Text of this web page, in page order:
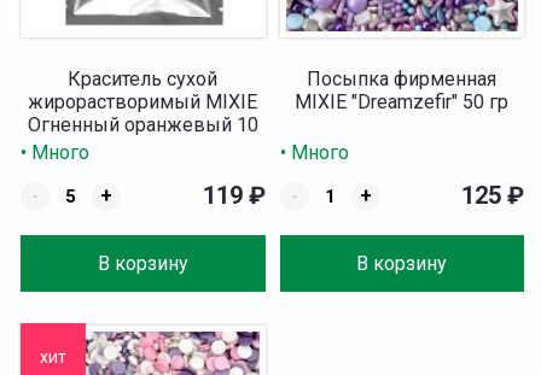
Краситель сухой
жирорастворимый MIXIE
Огненный оранжевый 10
• Много
-
+
В корзину
119 ₽
Посыпка фирменная
MIXIE "Dreamzefir" 50 гр
• Много
-
+
В корзину
125 ₽
хит